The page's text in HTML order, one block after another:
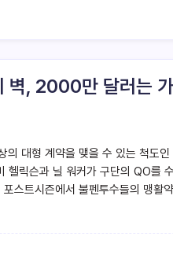
벽, 2000만 달러는
대형 계약을 맺을 수 있는 척도
릭슨과 닐 워커가 구단의 QO를
스트시즌에서 불펜투수들의 맹활